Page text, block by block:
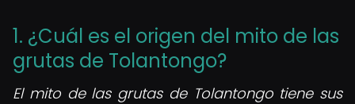
1. ¿Cuál es el origen del mito de las
grutas de Tolantongo?
El mito de las grutas de Tolantongo tiene sus